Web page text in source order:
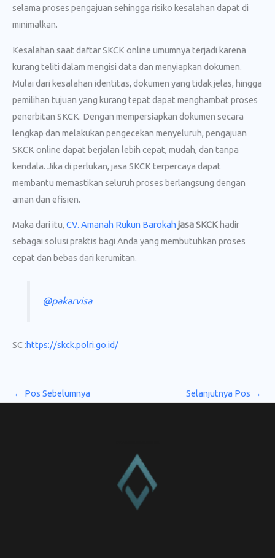
selama proses pengajuan sehingga risiko kesalahan dapat di
minimalkan.
Kesalahan saat daftar SKCK online umumnya terjadi karena
kurang teliti dalam mengisi data dan menyiapkan dokumen.
Mulai dari kesalahan identitas, dokumen yang tidak jelas, hingga
pemilihan tujuan yang kurang tepat dapat menghambat proses
penerbitan SKCK. Dengan mempersiapkan dokumen secara
lengkap dan melakukan pengecekan menyeluruh, pengajuan
SKCK online dapat berjalan lebih cepat, mudah, dan tanpa
kendala. Jika di perlukan, jasa SKCK terpercaya dapat
membantu memastikan seluruh proses berlangsung dengan
aman dan efisien.
Maka dari itu, CV. Amanah Rukun Barokah jasa SKCK hadir
sebagai solusi praktis bagi Anda yang membutuhkan proses
cepat dan bebas dari kerumitan.
@pakarvisa
SC :https://skck.polri.go.id/
← Pos Sebelumnya Selanjutnya Pos →